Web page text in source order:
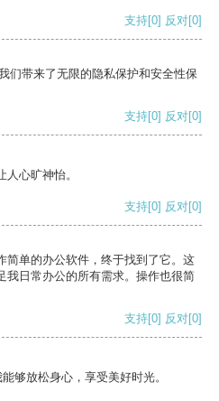
支持[0] 反对[0]
们带来了无限的隐私保护和安全性保
支持[0] 反对[0]
心旷神怡。
支持[0] 反对[0]
简单的办公软件，终于找到了它。这
我日常办公的所有需求。操作也很简
支持[0] 反对[0]
够放松身心，享受美好时光。